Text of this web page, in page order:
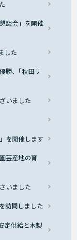
談会」を開催
した
勝､「秋田リ
いました
を開催します
芸産地の育
いました
訪問しました
定供給と木製